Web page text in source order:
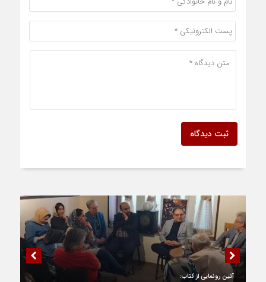
ثبت دیدگاه
آئین رونمایی از کتاب: